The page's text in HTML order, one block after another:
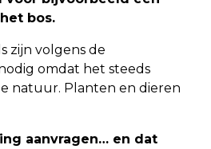
bos.
zijn volgens de
omdat het steeds
natuur. Planten en dieren
aanvragen… en dat